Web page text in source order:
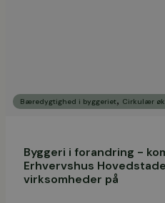
Bæredygtighed i byggeriet, Cirkulær
Byggeri i forandring -
Erhvervshus
virksomheder på